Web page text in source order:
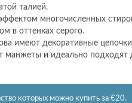
талией.
многочисленных
в оттенках серого.
имеют декоративные
и идеально подходят
которых можно купить за €20.